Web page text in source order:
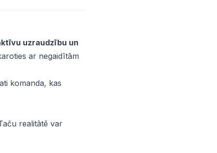
uzraudzību un
ar negaidītām
komanda, kas
realitātē var